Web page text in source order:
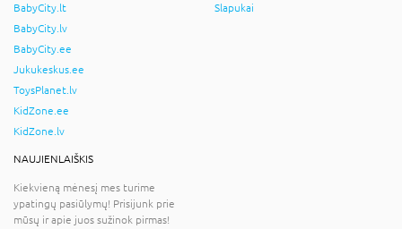
BabyCity.lt
BabyCity.lv
BabyCity.ee
Jukukeskus.ee
ToysPlanet.lv
KidZone.ee
KidZone.lv
Slapukai
NAUJIENLAIŠKIS
Kiekvieną mėnesį mes turime
ypatingų pasiūlymų! Prisijunk prie
mūsų ir apie juos sužinok pirmas!